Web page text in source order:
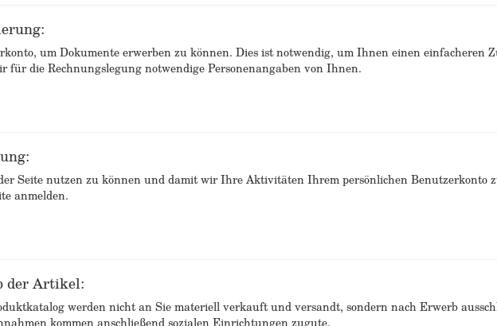
um Dokumente erwerben zu können. Dies ist notwendig, um Ihnen einen einfacheren
für die Rechnungslegung notwendige Personenangaben von Ihnen.
Seite nutzen zu können und damit wir Ihre Aktivitäten Ihrem persönlichen Benutzerkonto
anmelden.
der Artikel:
werden nicht an Sie materiell verkauft und versandt, sondern nach Erwerb
kommen anschließend sozialen Einrichtungen zugute.